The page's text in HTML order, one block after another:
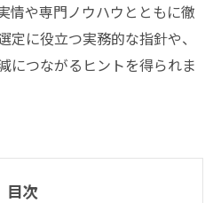
情や専門ノウハウとともに徹
に役立つ実務的な指針や、
につながるヒントを得られま
目次